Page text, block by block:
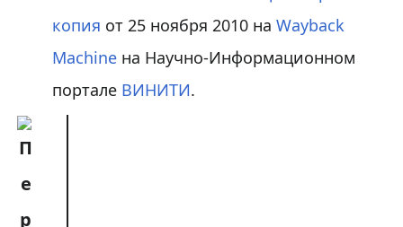
копия от 25 ноября 2010 на Wayback
Machineна Научно-Информационном
портале ВИНИТИ.